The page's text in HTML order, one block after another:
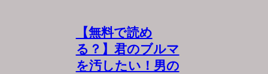
【無料で読め
る？】君のブルマ
を汚したい！男の